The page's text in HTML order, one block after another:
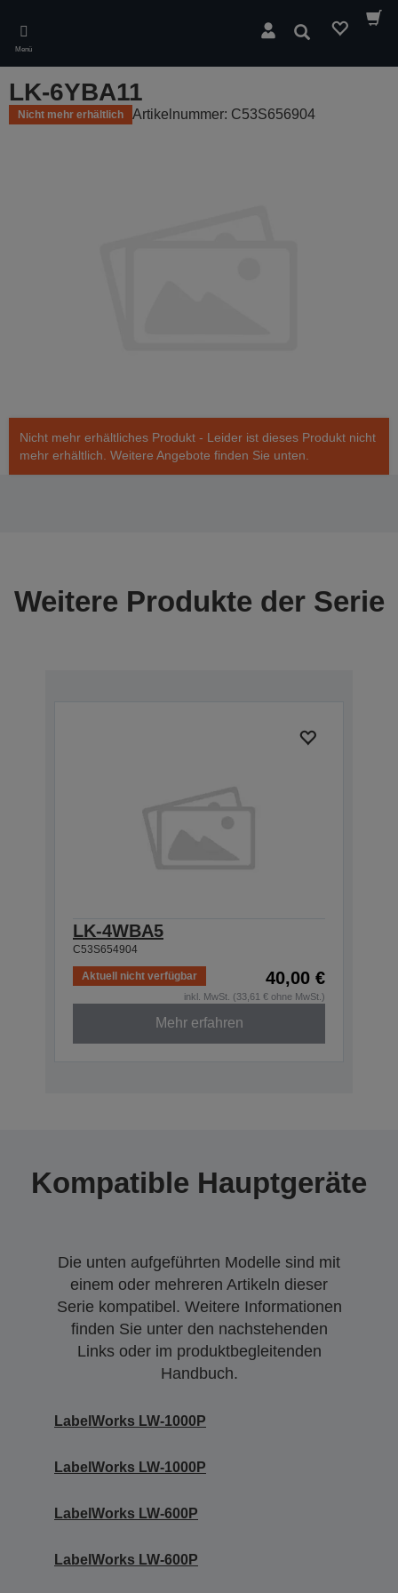
main
content
Menü
Suchen
LK-6YBA11
Nicht mehr erhältlich Artikelnummer: C53S656904
Nicht mehr erhältliches Produkt - Leider ist dieses Produkt nicht
mehr erhältlich. Weitere Angebote finden Sie unten.
Weitere Produkte der Serie
LK-4WBA5
C53S654904
Aktuell nicht verfügbar 40,00 €
inkl. MwSt. (33,61 € ohne MwSt.)
Mehr erfahren
Kompatible Hauptgeräte
Die unten aufgeführten Modelle sind mit
einem oder mehreren Artikeln dieser
Serie kompatibel. Weitere Informationen
finden Sie unter den nachstehenden
Links oder im produktbegleitenden
Handbuch.
LabelWorks LW-1000P
LabelWorks LW-1000P
LabelWorks LW-600P
LabelWorks LW-600P